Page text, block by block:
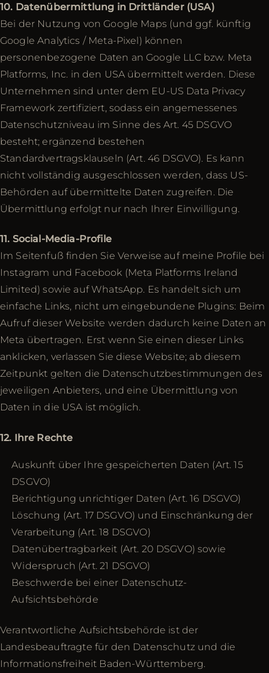
10. Datenübermittlung in Drittländer (USA)
Bei der Nutzung von Google Maps (und ggf. künftig
Google Analytics / Meta-Pixel) können
personenbezogene Daten an Google LLC bzw. Meta
Platforms, Inc. in den USA übermittelt werden. Diese
Unternehmen sind unter dem EU-US Data Privacy
Framework zertifiziert, sodass ein angemessenes
Datenschutzniveau im Sinne des Art. 45 DSGVO
besteht; ergänzend bestehen
Standardvertragsklauseln (Art. 46 DSGVO). Es kann
nicht vollständig ausgeschlossen werden, dass US-
Behörden auf übermittelte Daten zugreifen. Die
Übermittlung erfolgt nur nach Ihrer Einwilligung.
11. Social-Media-Profile
Im Seitenfuß finden Sie Verweise auf meine Profile bei
Instagram und Facebook (Meta Platforms Ireland
Limited) sowie auf WhatsApp. Es handelt sich um
einfache Links, nicht um eingebundene Plugins: Beim
Aufruf dieser Website werden dadurch keine Daten an
Meta übertragen. Erst wenn Sie einen dieser Links
anklicken, verlassen Sie diese Website; ab diesem
Zeitpunkt gelten die Datenschutzbestimmungen des
jeweiligen Anbieters, und eine Übermittlung von
Daten in die USA ist möglich.
12. Ihre Rechte
Auskunft über Ihre gespeicherten Daten (Art. 15
DSGVO)
Berichtigung unrichtiger Daten (Art. 16 DSGVO)
Löschung (Art. 17 DSGVO) und Einschränkung der
Verarbeitung (Art. 18 DSGVO)
Datenübertragbarkeit (Art. 20 DSGVO) sowie
Widerspruch (Art. 21 DSGVO)
Beschwerde bei einer Datenschutz-
Aufsichtsbehörde
Verantwortliche Aufsichtsbehörde ist der
Landesbeauftragte für den Datenschutz und die
Informationsfreiheit Baden-Württemberg.